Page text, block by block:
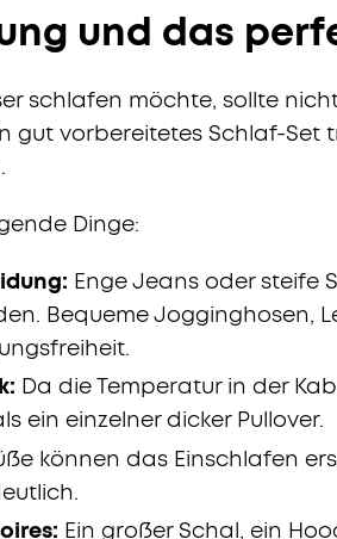
und das
schlafen möchte, sollte
gut vorbereitetes Schlaf-Set
Dinge:
Enge Jeans oder steife
Bequeme Jogginghosen,
Da die Temperatur in der
ein einzelner dicker Pullover.
können das Einschlafen
Ein großer Schal, ein